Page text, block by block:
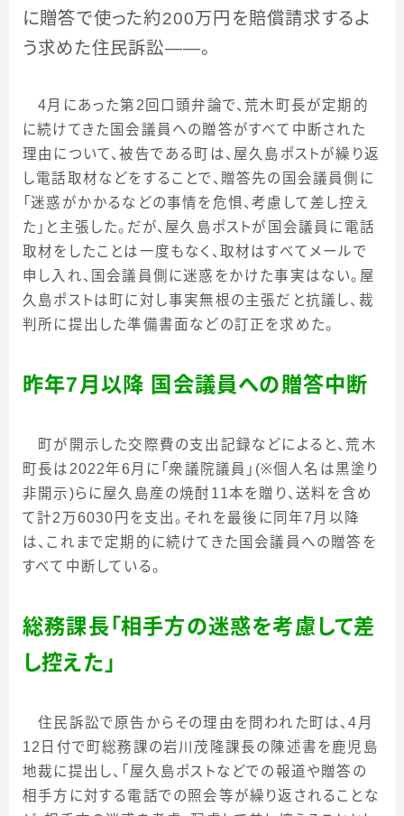
に贈答で使った約200万円を賠償請求するよ
う求めた住民訴訟――。
4月にあった第2 回口頭弁論で、荒木町長が定期的
に続けてきた国会議員への贈答がすべて中断された
理由について、被告である町は、屋久島ポストが繰り返
し電話取材などをすることで、贈答先の国会議員側に
「迷惑がかかるなどの事情を危惧、考慮して差し控え
た」と主張した。だが、屋久島ポストが国会議員に電話
取材をしたことは一度もなく、取材はすべてメールで
申し入れ、国会議員側に迷惑をかけた事実はない。屋
久島ポストは町に対し事実無根の主張だと抗議し、裁
判所に提出した準備書面などの訂正を求めた。
昨年7月以降 国会議員への贈答中断
町が開示した交際費の支出記録などによると、荒木
町長は2022年6月に「衆議院議員」 (※個人名は黒塗り
非開示)らに屋久島産の焼酎 11本を贈り、送料を含め
て計2 万6030 円を支出。それを最後に同年7月以降
は、これまで定期的に続けてきた国会議員への贈答を
すべて中断している。
総務課長「相手方の迷惑を考慮して差
し控えた」
住民訴訟で原告からその理由を問われた町は、4月
12 日付で町総務課の岩川茂隆課長の陳述書を鹿児島
地裁に提出し、「屋久島ポストなどでの報道や贈答の
相手方に対する電話での照会等が繰り返されることな